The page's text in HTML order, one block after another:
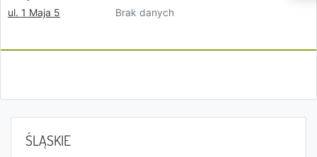
ul. 1 Maja 5
Brak danych
ŚLĄSKIE